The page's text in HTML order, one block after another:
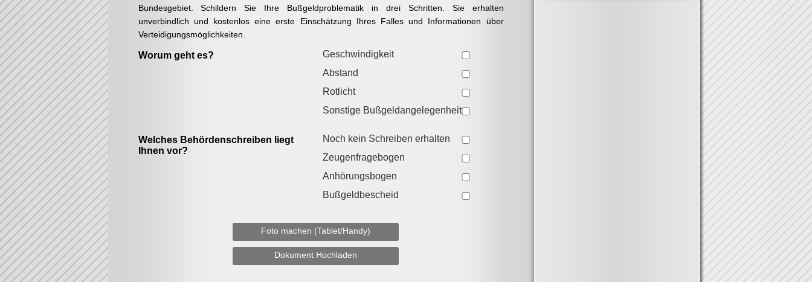
Bundesgebiet. Schildern Sie Ihre Bußgeldproblematik in drei Schritten. Sie erhalten
unverbindlich und kostenlos eine erste Einschätzung Ihres Falles und Informationen über
Verteidigungsmöglichkeiten.
Worum geht es?
Geschwindigkeit
Abstand
Rotlicht
Sonstige Bußgeldangelegenheit
Welches Behördenschreiben liegt
Ihnen vor?
Noch kein Schreiben erhalten
Zeugenfragebogen
Anhörungsbogen
Bußgeldbescheid
Foto machen (Tablet/Handy)
Dokument Hochladen